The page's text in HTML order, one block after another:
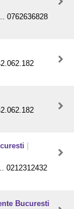
0762636828
0212312432
Bucuresti